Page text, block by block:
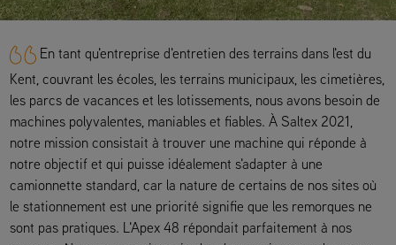
En tant qu'entreprise d'entretien des terrains dans l'est du
Kent, couvrant les écoles, les terrains municipaux, les cimetières,
les parcs de vacances et les lotissements, nous avons besoin de
machines polyvalentes, maniables et fiables. À Saltex 2021,
notre mission consistait à trouver une machine qui réponde à
notre objectif et qui puisse idéalement s'adapter à une
camionnette standard, car la nature de certains de nos sites où
le stationnement est une priorité signifie que les remorques ne
sont pas pratiques. L'Apex 48 répondait parfaitement à nos